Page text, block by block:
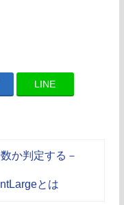
LINE
か判定する－
とは